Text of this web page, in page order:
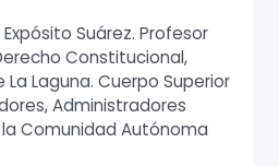
Suárez. Profesor
Constitucional,
La Laguna. Cuerpo Superior
Administradores
Comunidad Autónoma